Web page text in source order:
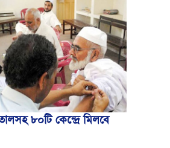
৮০টি কেন্দ্রে মিলবে